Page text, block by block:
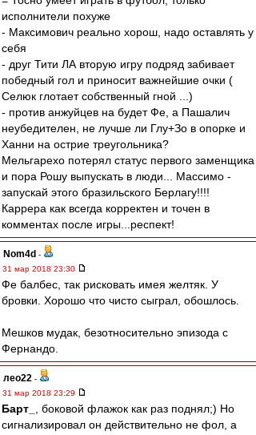
исполнители похуже
- Максимович реально хорош, надо оставлять у
себя
- друг Тити ЛА вторую игру подряд забивает
победный гол и приносит важнейшие очки (
Селюк глотает собственный гной ...)
- против анжуйцев на будет Фе, а Пашалич
неубедителен, не лучше ли Глу+Зо в опорке и
Ханни на острие треугольника?
Мельгарехо потерял статус первого заменщика
и пора Рошу выпускать в люди... Массимо -
запускай этого бразильского Берлагу!!!!
Каррера как всегда корректен и точен в
комментах после игры...респект!
Nom4d -
31 мар 2018 23:30
Фе балбес, так рисковать имея желтяк. У
бровки. Хорошо что чисто сыграл, обошлось.
Мешков мудак, безотносительно эпизода с
Фернандо.
лео22 -
31 мар 2018 23:29
Барт_
, боковой флажок как раз поднял;) Но
сигнализировал он действительно не фол, а